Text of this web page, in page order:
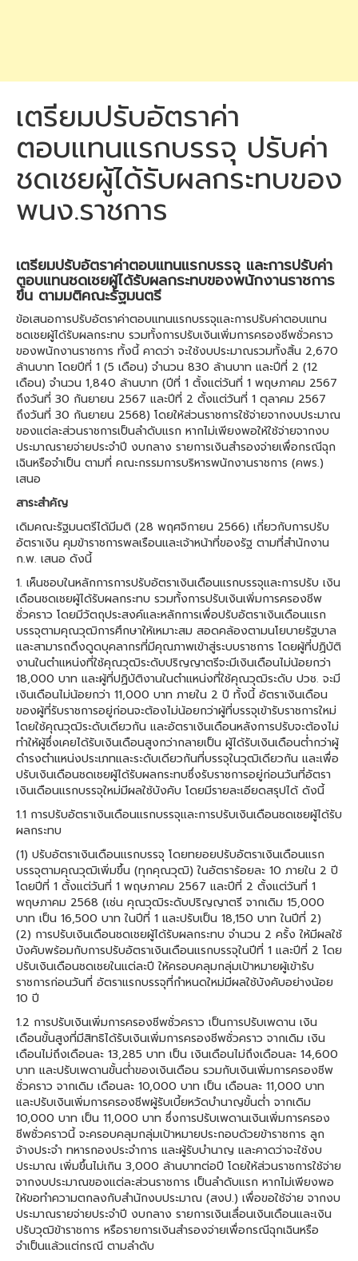
เตรียมปรับอัตราค่า
ตอบแทนแรกบรรจุ ปรับค่า
ชดเชยผู้ได้รับผลกระทบของ
พนง.ราชการ
เตรียมปรับอัตราค่าตอบแทนแรกบรรจุ และการปรับค่า
ตอบแทนชดเชยผู้ได้รับผลกระทบของพนักงานราชการ
ขึ้น ตามมติคณะรัฐมนตรี
ข้อเสนอการปรับอัตราค่าตอบแทนแรกบรรจุและการปรับค่าตอบแทน
ชดเชยผู้ได้รับผลกระทบ รวมทั้งการปรับเงินเพิ่มการครองชีพชั่วคราว
ของพนักงานราชการ ทั้งนี้ คาดว่า จะใช้งบประมาณรวมทั้งสิ้น 2,670
ล้านบาท โดยปีที่ 1 (5 เดือน) จํานวน 830 ล้านบาท และปีที่ 2 (12
เดือน) จํานวน 1,840 ล้านบาท (ปีที่ 1 ตั้งแต่วันที่ 1 พฤษภาคม 2567
ถึงวันที่ 30 กันยายน 2567 และปีที่ 2 ตั้งแต่วันที่ 1 ตุลาคม 2567
ถึงวันที่ 30 กันยายน 2568) โดยให้ส่วนราชการใช้จ่ายจากงบประมาณ
ของแต่ละส่วนราชการเป็นลําดับแรก หากไม่เพียงพอให้ใช้จ่ายจากงบ
ประมาณรายจ่ายประจําปี งบกลาง รายการเงินสํารองจ่ายเพื่อกรณีฉุก
เฉินหรือจําเป็น ตามที่ คณะกรรมการบริหารพนักงานราชการ (คพร.)
เสนอ
สาระสำคัญ
เดิมคณะรัฐมนตรีได้มีมติ (28 พฤศจิกายน 2566) เกี่ยวกับการปรับ
อัตราเงิน คุมข้าราชการพลเรือนและเจ้าหน้าที่ของรัฐ ตามที่สํานักงาน
ก.พ. เสนอ ดังนี้
1. เห็นชอบในหลักการการปรับอัตราเงินเดือนแรกบรรจุและการปรับ เงิน
เดือนชดเชยผู้ได้รับผลกระทบ รวมทั้งการปรับเงินเพิ่มการครองชีพ
ชั่วคราว โดยมีวัตถุประสงค์และหลักการเพื่อปรับอัตราเงินเดือนแรก
บรรจุตามคุณวุฒิการศึกษาให้เหมาะสม สอดคล้องตามนโยบายรัฐบาล
และสามารถดึงดูดบุคลากรที่มีคุณภาพเข้าสู่ระบบราชการ โดยผู้ที่ปฏิบัติ
งานในตําแหน่งที่ใช้คุณวุฒิระดับปริญญาตรีจะมีเงินเดือนไม่น้อยกว่า
18,000 บาท และผู้ที่ปฏิบัติงานในตําแหน่งที่ใช้คุณวุฒิระดับ ปวช. จะมี
เงินเดือนไม่น้อยกว่า 11,000 บาท ภายใน 2 ปี ทั้งนี้ อัตราเงินเดือน
ของผู้ที่รับราชการอยู่ก่อนจะต้องไม่น้อยกว่าผู้ที่บรรจุเข้ารับราชการใหม่
โดยใช้คุณวุฒิระดับเดียวกัน และอัตราเงินเดือนหลังการปรับจะต้องไม่
ทําให้ผู้ซึ่งเคยได้รับเงินเดือนสูงกว่ากลายเป็น ผู้ได้รับเงินเดือนต่ำกว่าผู้
ดํารงตําแหน่งประเภทและระดับเดียวกันที่บรรจุในวุฒิเดียวกัน และเพื่อ
ปรับเงินเดือนชดเชยผู้ได้รับผลกระทบซึ่งรับราชการอยู่ก่อนวันที่อัตรา
เงินเดือนแรกบรรจุใหม่มีผลใช้บังคับ โดยมีรายละเอียดสรุปได้ ดังนี้
1.1 การปรับอัตราเงินเดือนแรกบรรจุและการปรับเงินเดือนชดเชยผู้ได้รับ
ผลกระทบ
(1) ปรับอัตราเงินเดือนแรกบรรจุ โดยทยอยปรับอัตราเงินเดือนแรก
บรรจุตามคุณวุฒิเพิ่มขึ้น (ทุกคุณวุฒิ) ในอัตราร้อยละ 10 ภายใน 2 ปี
โดยปีที่ 1 ตั้งแต่วันที่ 1 พฤษภาคม 2567 และปีที่ 2 ตั้งแต่วันที่ 1
พฤษภาคม 2568 (เช่น คุณวุฒิระดับปริญญาตรี จากเดิม 15,000
บาท เป็น 16,500 บาท ในปีที่ 1 และปรับเป็น 18,150 บาท ในปีที่ 2)
(2) การปรับเงินเดือนชดเชยผู้ได้รับผลกระทบ จํานวน 2 ครั้ง ให้มีผลใช้
บังคับพร้อมกับการปรับอัตราเงินเดือนแรกบรรจุในปีที่ 1 และปีที่ 2 โดย
ปรับเงินเดือนชดเชยในแต่ละปี ให้ครอบคลุมกลุ่มเป้าหมายผู้เข้ารับ
ราชการก่อนวันที่ อัตราแรกบรรจุที่กําหนดใหม่มีผลใช้บังคับอย่างน้อย
10 ปี
1.2 การปรับเงินเพิ่มการครองชีพชั่วคราว เป็นการปรับเพดาน เงิน
เดือนขั้นสูงที่มีสิทธิได้รับเงินเพิ่มการครองชีพชั่วคราว จากเดิม เงิน
เดือนไม่ถึงเดือนละ 13,285 บาท เป็น เงินเดือนไม่ถึงเดือนละ 14,600
บาท และปรับเพดานขั้นต่ำของเงินเดือน รวมกับเงินเพิ่มการครองชีพ
ชั่วคราว จากเดิม เดือนละ 10,000 บาท เป็น เดือนละ 11,000 บาท
และปรับเงินเพิ่มการครองชีพผู้รับเบี้ยหวัดบํานาญขั้นต่ำ จากเดิม
10,000 บาท เป็น 11,000 บาท ซึ่งการปรับเพดานเงินเพิ่มการครอง
ชีพชั่วคราวนี้ จะครอบคลุมกลุ่มเป้าหมายประกอบด้วยข้าราชการ ลูก
จ้างประจํา ทหารกองประจําการ และผู้รับบํานาญ และคาดว่าจะใช้งบ
ประมาณ เพิ่มขึ้นไม่เกิน 3,000 ล้านบาทต่อปี โดยให้ส่วนราชการใช้จ่าย
จากงบประมาณของแต่ละส่วนราชการ เป็นลําดับแรก หากไม่เพียงพอ
ให้ขอทําความตกลงกับสํานักงบประมาณ (สงป.) เพื่อขอใช้จ่าย จากงบ
ประมาณรายจ่ายประจําปี งบกลาง รายการเงินเลื่อนเงินเดือนและเงิน
ปรับวุฒิข้าราชการ หรือรายการเงินสํารองจ่ายเพื่อกรณีฉุกเฉินหรือ
จำเป็นแล้วแต่กรณี ตามลำดับ